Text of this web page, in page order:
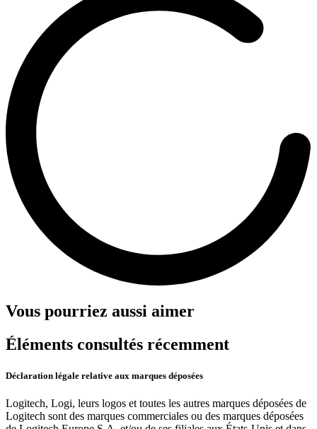
Vous pourriez aussi aimer
Éléments consultés récemment
Déclaration légale relative aux marques déposées
Logitech, Logi, leurs logos et toutes les autres marques déposées de
Logitech sont des marques commerciales ou des marques déposées